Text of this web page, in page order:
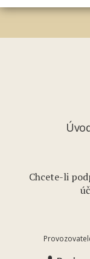
Chcete-li